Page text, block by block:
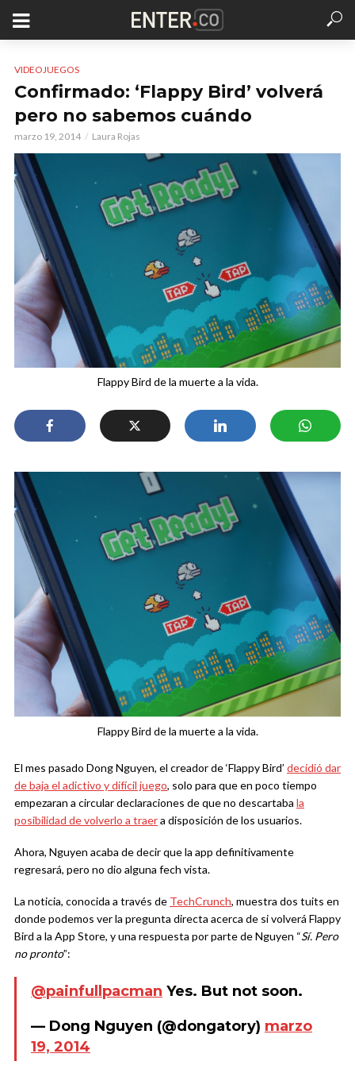
VIDEOJUEGOS
Confirmado: ‘Flappy Bird’ volverá
pero no sabemos cuándo
marzo 19, 2014 Laura Rojas
Flappy Bird de la muerte a la vida.
Flappy Bird de la muerte a la vida.
El mes pasado Dong Nguyen, el creador de ‘Flappy Bird’ decidió dar
de baja el adictivo y difícil juego, solo para que en poco tiempo
empezaran a circular declaraciones de que no descartaba la
posibilidad de volverlo a traera disposición de los usuarios.
Ahora, Nguyen acaba de decir que la app definitivamente
regresará, pero no dio alguna fech vista.
La noticia, conocida a través de TechCrunch, muestra dos tuits en
donde podemos ver la pregunta directa acerca de si volverá Flappy
Bird a la App Store, y una respuesta por parte de Nguyen “Sí. Pero
no pronto”:
@painfullpacman Yes. But not soon.
— Dong Nguyen (@dongatory) marzo
19, 2014